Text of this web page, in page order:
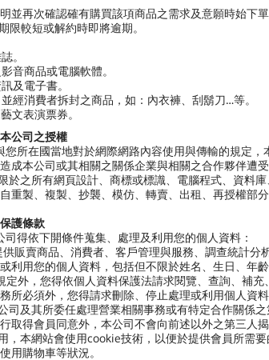
並再次確認確有購買該項商品之需求及意願時始下
限較短或解約時即將逾期。
。
音商品或電腦軟體。
及電子書。
經消費者拆封之商品，如：內衣褲、刮鬍刀…等。
文表演票券。
公司之授權
您所在國當地對於網際網路內容使用與傳輸的規定
成本公司或其相關之關係企業與相關之合作夥伴遭
於之所有網頁設計、商標或標識、電腦程式、資料
重製、複製、抄襲、模仿、轉賣、出租、再授權部
護條款
司得依下開條件蒐集、處理及利用您的個人資料：
供販賣商品、消費者、客戶管理與服務、調查統計
利用您的個人資料，包括但不限於姓名、生日、年
定外，您得依個人資料保護法請求閱覽、查詢、補
所必須外，您得請求刪除、停止處理或利用個人資
司及其所委任處理營業相關事務或有特定合作關係
取得會員同意外，本公司不會向前述以外之第三人揭
，本網站會使用cookie技術，以便於提供會員所需
用購物車等狀況。